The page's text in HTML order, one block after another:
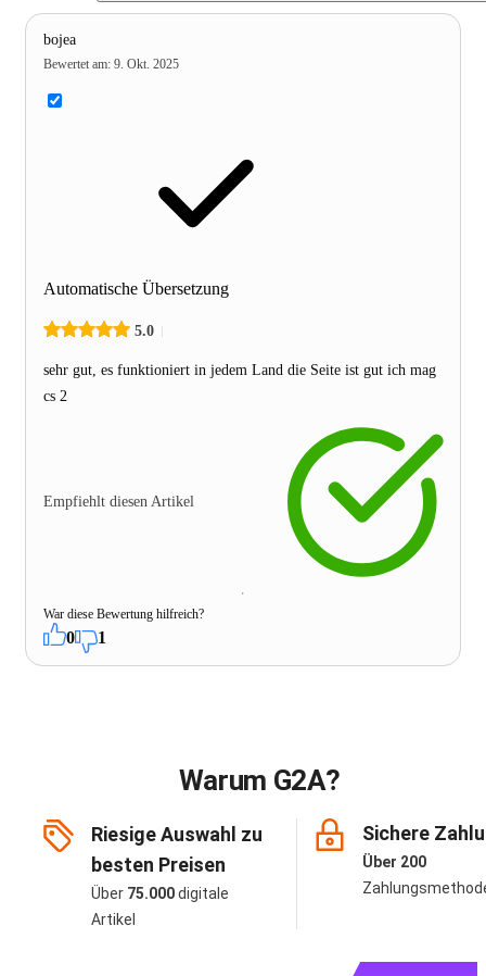
bojea
Bewertet am: 9. Okt. 2025
Automatische Übersetzung
5.0
sehr gut, es funktioniert in jedem Land die Seite ist gut ich mag
cs 2
Empfiehlt diesen Artikel
War diese Bewertung hilfreich?
0 1
Warum G2A?
Riesige Auswahl zu
besten Preisen
Über 75.000digitale
Artikel
Sichere
Über 200